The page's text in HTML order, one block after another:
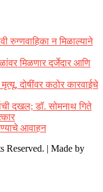
रुग्णवाहिका न मिळाल्याने
मिळणार दर्जेदार आणि
दोषींवर कठोर कारवाईचे
दखल; डॉ. सोमनाथ गिते
आवाहन
Reserved. | Made by